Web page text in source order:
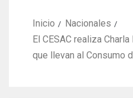
Inicio
Nacionales
El CESAC realiza
que llevan al Consumo